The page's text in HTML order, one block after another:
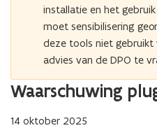
installatie en het
moet sensibilisering
deze tools niet
advies van de DPO te
Waarschuwing
14 oktober 2025